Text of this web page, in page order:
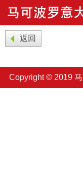
返回
Copyright © 2019